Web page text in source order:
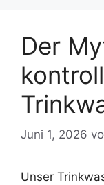
Der
Juni 1, 2026
Unser